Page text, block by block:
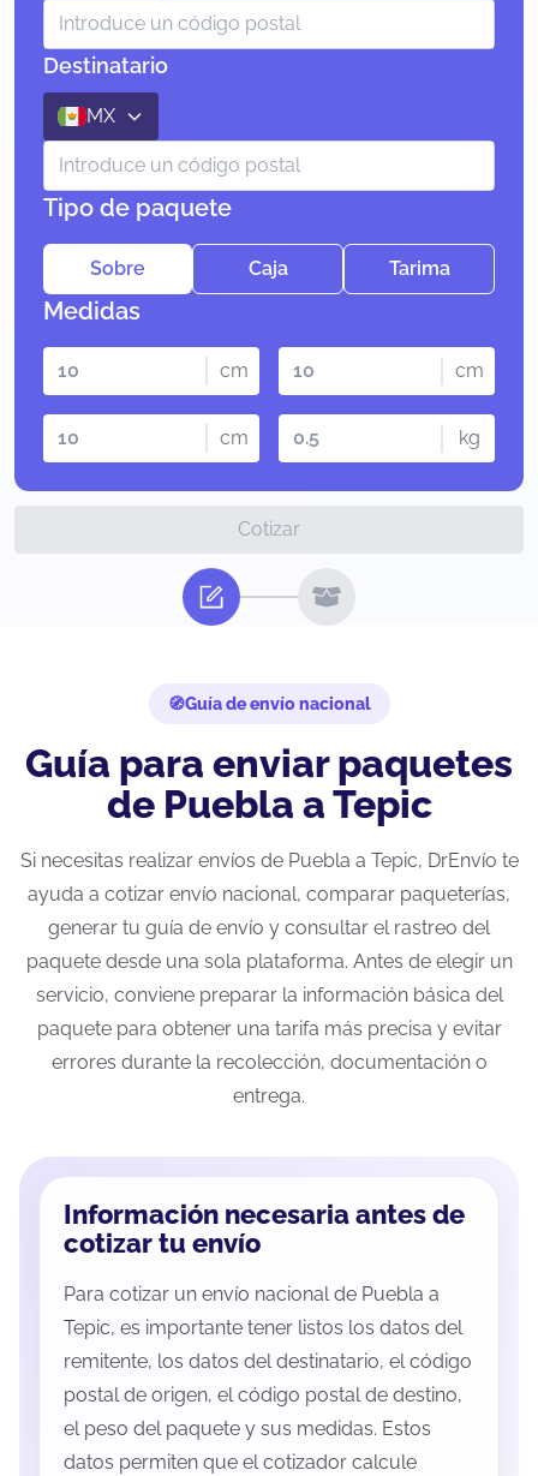
Destinatario
MX
Tipo de paquete
Sobre Caja Tarima
Medidas
cm cm
cm kg
Cotizar
Guía de envío nacional
Guía para enviar paquetes
de Puebla a Tepic
Si necesitas realizar envíos de Puebla a Tepic, DrEnvío te
ayuda a cotizar envío nacional, comparar paqueterías,
generar tu guía de envío y consultar el rastreo del
paquete desde una sola plataforma. Antes de elegir un
servicio, conviene preparar la información básica del
paquete para obtener una tarifa más precisa y evitar
errores durante la recolección, documentación o
entrega.
Información necesaria antes de
cotizar tu envío
Para cotizar un envío nacional de Puebla a
Tepic, es importante tener listos los datos del
remitente, los datos del destinatario, el código
postal de origen, el código postal de destino,
el peso del paquete y sus medidas. Estos
datos permiten que el cotizador calcule